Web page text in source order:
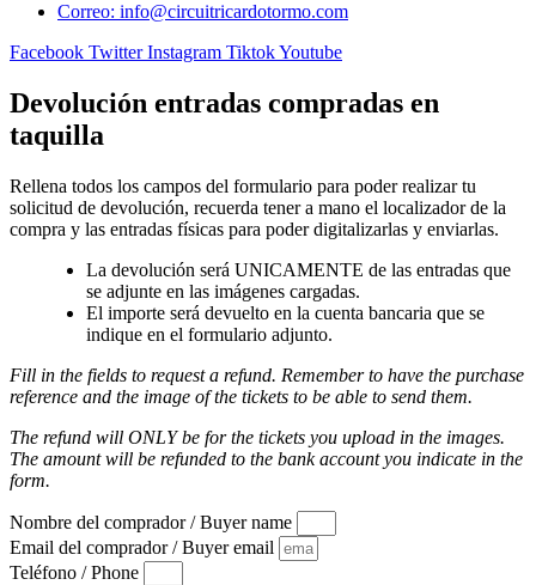
Correo: info@circuitricardotormo.com
Facebook Twitter Instagram TiktokYoutube
Devolución entradas compradas en
taquilla
Rellena todos los campos del formulario para poder realizar tu
solicitud de devolución, recuerda tener a mano el localizador de la
compra y las entradas físicas para poder digitalizarlas y enviarlas.
La devolución será UNICAMENTE de las entradas que
se adjunte en las imágenes cargadas.
El importe será devuelto en la cuenta bancaria que se
indique en el formulario adjunto.
Fill in the fields to request a refund. Remember to have the purchase
reference and the image of the tickets to be able to send them.
The refund will ONLY be for the tickets you upload in the images.
The amount will be refunded to the bank account you indicate in the
form.
Nombre del comprador / Buyer name
Email del comprador / Buyer email
Teléfono / Phone